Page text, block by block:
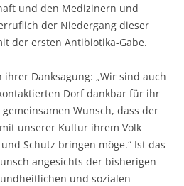
und den Medizinern und
der Niedergang dieser
der ersten Antibiotika-Gabe.
Danksagung: „Wir sind auch
Dorf dankbar für ihr
Wunsch, dass der
unserer Kultur ihrem Volk
Schutz bringen möge.“ Ist das
angesichts der bisherigen
und sozialen